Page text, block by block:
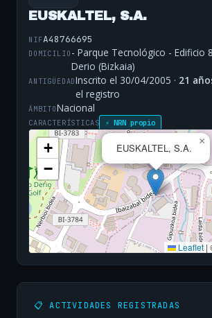
EUSKALTEL, S.A.
NIFA48766695
DOMICILIO - Parque Tecnológico - Edificio
Derio (Bizkaia)
ANTIGÜEDADInscrito el 30/04/2005 · 21
el registro
ÁMBITONacional
CARACTERÍSTICAS ⚡ NRN propio
EUSKALTEL, S.A.
×
+
−
Leaflet |
📋 ACTIVIDADES REGISTRADAS